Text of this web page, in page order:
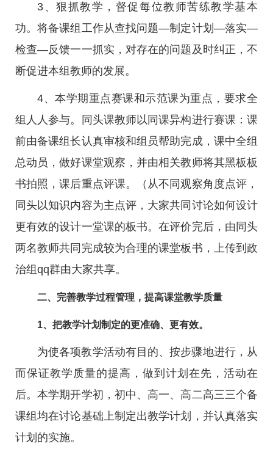
3、狠抓教学，督促每位教师苦练教学基本
功。将备课组工作从查找问题—制定计划—落实—
检查—反馈一一抓实，对存在的问题及时纠正，不
断促进本组教师的发展。
4、本学期重点赛课和示范课为重点，要求全
组人人参与。同头课教师以同课异构进行赛课：课
前由备课组长认真审核和组员帮助完成，课中全组
总动员，做好课堂观察，并由相关教师将其黑板板
书拍照，课后重点评课。（从不同观察角度点评，
同头以知识内容为主点评，大家共同讨论如何设计
更有效的设计一堂课的板书。在评价完后，由同头
两名教师共同完成较为合理的课堂板书，上传到政
治组qq群由大家共享。
二、完善教学过程管理，提高课堂教学质量
1、把教学计划制定的更准确、更有效。
为使各项教学活动有目的、按步骤地进行，从
而保证教学质量的提高，做到计划在先，活动在
后。本学期开学初，初中、高一、高二高三三个备
课组均在讨论基础上制定出教学计划，并认真落实
计划的实施。